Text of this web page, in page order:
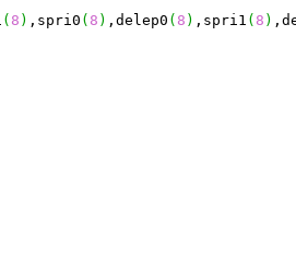
( 8 ) ,spri0 ( 8 ) ,delep0 ( 8 ) ,spri1 ( 8 )